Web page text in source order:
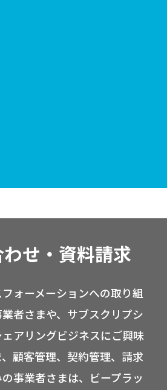
せ・資料請求
ォーメーションへの取り組
者さまや、サブスクリプシ
アリングビジネスにご興味
顧客管理、契約管理、請求
事業者さまは、ビープラッ